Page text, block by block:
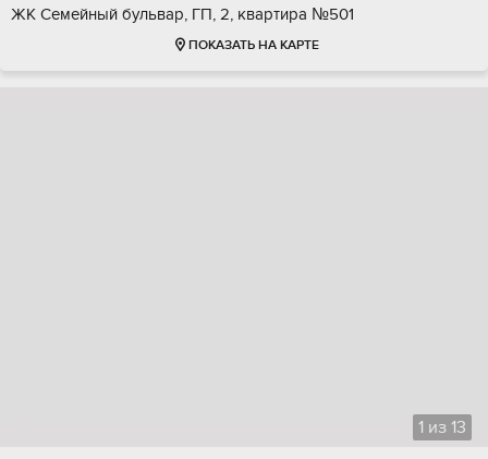
ЖК Семейный бульвар, ГП, 2, квартира №501
ПОКАЗАТЬ НА КАРТЕ
1 из 13